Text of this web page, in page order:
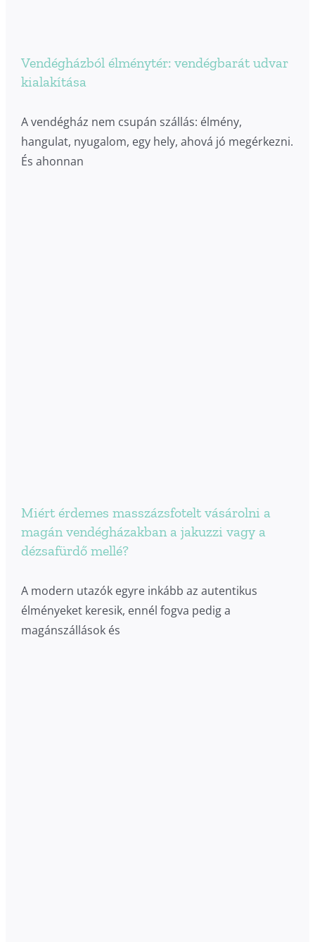
Vendégházból élménytér: vendégbarát udvar
kialakítása
A vendégház nem csupán szállás: élmény,
hangulat, nyugalom, egy hely, ahová jó megérkezni.
És ahonnan
Miért érdemes masszázsfotelt vásárolni a
magán vendégházakban a jakuzzi vagy a
dézsafürdő mellé?
A modern utazók egyre inkább az autentikus
élményeket keresik, ennél fogva pedig a
magánszállások és